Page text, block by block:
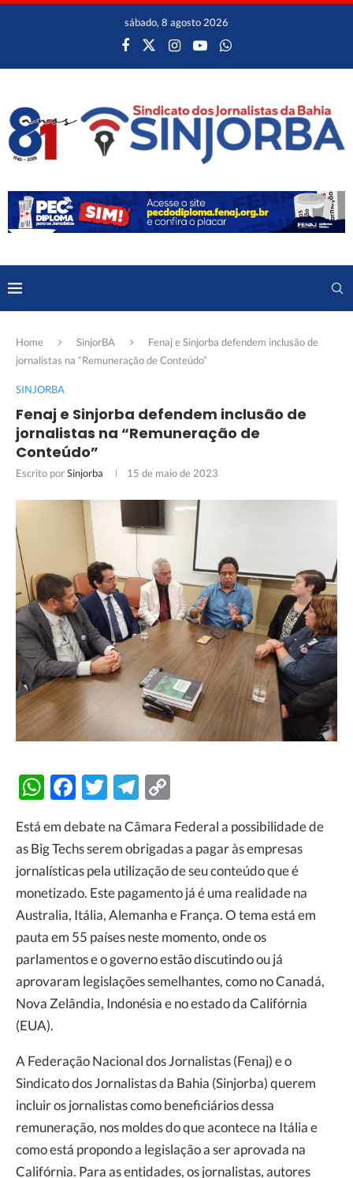
sábado, 8 agosto 2026
Home SinjorBA
Fenaj e Sinjorba defendem inclusão de
jornalistas na “Remuneração de Conteúdo”
SINJORBA
Fenaj e Sinjorba defendem inclusão de
jornalistas na “Remuneração de
Conteúdo”
Escrito porSinjorba 15 de maio de 2023
WhatsApp
Facebook
TwitterTelegram
Está em debate na Câmara Federal a possibilidade de
as Big Techs serem obrigadas a pagar às empresas
jornalísticas pela utilização de seu conteúdo que é
monetizado. Este pagamento já é uma realidade na
Australia, Itália, Alemanha e França. O tema está em
pauta em 55 países neste momento, onde os
parlamentos e o governo estão discutindo ou já
aprovaram legislações semelhantes, como no Canadá,
Nova Zelândia, Indonésia e no estado da Califórnia
(EUA).
A Federação Nacional dos Jornalistas (Fenaj) e o
Sindicato dos Jornalistas da Bahia (Sinjorba) querem
incluir os jornalistas como beneficiários dessa
remuneração, nos moldes do que acontece na Itália e
como está propondo a legislação a ser aprovada na
Califórnia. Para as entidades, os jornalistas, autores